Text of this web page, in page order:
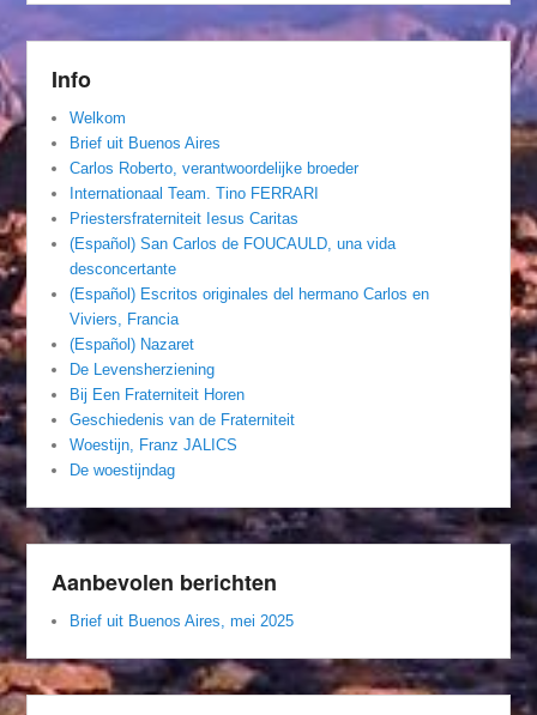
Info
Welkom
Brief uit Buenos Aires
Carlos Roberto, verantwoordelijke broeder
Internationaal Team. Tino FERRARI
Priestersfraterniteit Iesus Caritas
(Español) San Carlos de FOUCAULD, una vida
desconcertante
(Español) Escritos originales del hermano Carlos en
Viviers, Francia
(Español) Nazaret
De Levensherziening
Bij Een Fraterniteit Horen
Geschiedenis van de Fraterniteit
Woestijn, Franz JALICS
De woestijndag
Aanbevolen berichten
Brief uit Buenos Aires, mei 2025